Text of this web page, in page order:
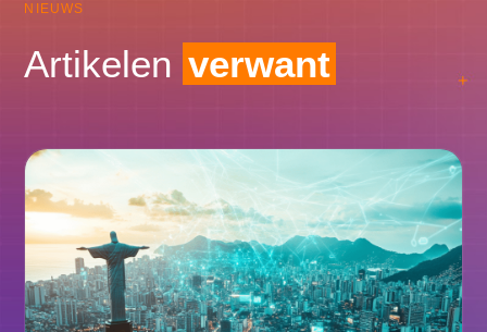
NIEUWS
Artikelen verwant